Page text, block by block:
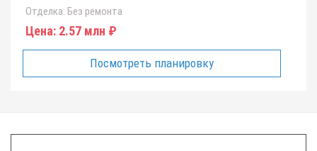
Отделка: Без ремонта
Цена: 2.57 млн ₽
Посмотреть планировку